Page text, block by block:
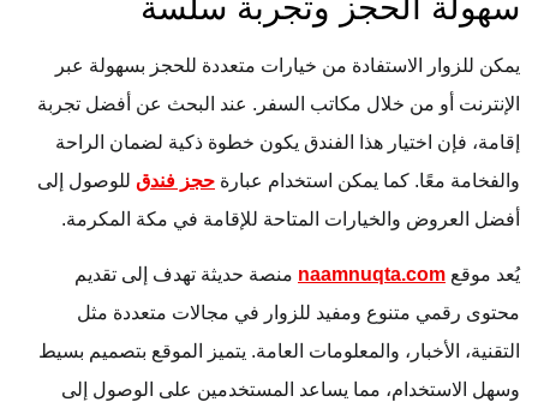
سهولة الحجز وتجربة سلسة
يمكن للزوار الاستفادة من خيارات متعددة للحجز بسهولة عبر
الإنترنت أو من خلال مكاتب السفر. عند البحث عن أفضل تجربة
إقامة، فإن اختيار هذا الفندق يكون خطوة ذكية لضمان الراحة
والفخامة معًا. كما يمكن استخدام عبارة حجز فندق للوصول إلى
أفضل العروض والخيارات المتاحة للإقامة في مكة المكرمة.
يُعد موقع naamnuqta.com منصة حديثة تهدف إلى تقديم
محتوى رقمي متنوع ومفيد للزوار في مجالات متعددة مثل
التقنية، الأخبار، والمعلومات العامة. يتميز الموقع بتصميم بسيط
وسهل الاستخدام، مما يساعد المستخدمين على الوصول إلى